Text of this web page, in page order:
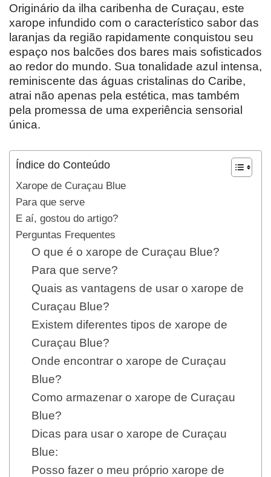
Originário da ilha caribenha de Curaçau, este
xarope infundido com o característico sabor das
laranjas da região rapidamente conquistou seu
espaço nos balcões dos bares mais sofisticados
ao redor do mundo. Sua tonalidade azul intensa,
reminiscente das águas cristalinas do Caribe,
atrai não apenas pela estética, mas também
pela promessa de uma experiência sensorial
única.
Índice do Conteúdo
Xarope de Curaçau Blue
Para que serve
E aí, gostou do artigo?
Perguntas Frequentes
O que é o xarope de Curaçau Blue?
Para que serve?
Quais as vantagens de usar o xarope de
Curaçau Blue?
Existem diferentes tipos de xarope de
Curaçau Blue?
Onde encontrar o xarope de Curaçau
Blue?
Como armazenar o xarope de Curaçau
Blue?
Dicas para usar o xarope de Curaçau
Blue:
Posso fazer o meu próprio xarope de